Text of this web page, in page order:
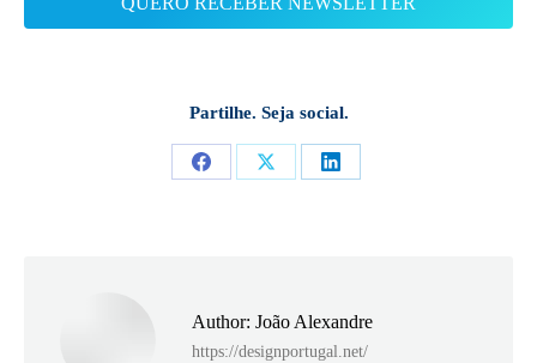
Partilhe. Seja social.
Share
Share
Share
Author: João Alexandre
https://designportugal.net/